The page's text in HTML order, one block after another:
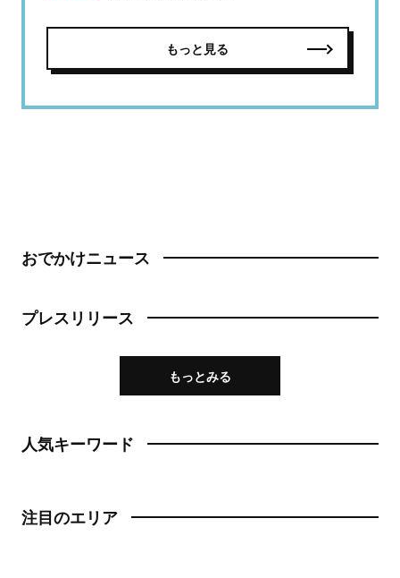
もっと見る
おでかけニュース
プレスリリース
もっとみる
人気キーワード
注目のエリア